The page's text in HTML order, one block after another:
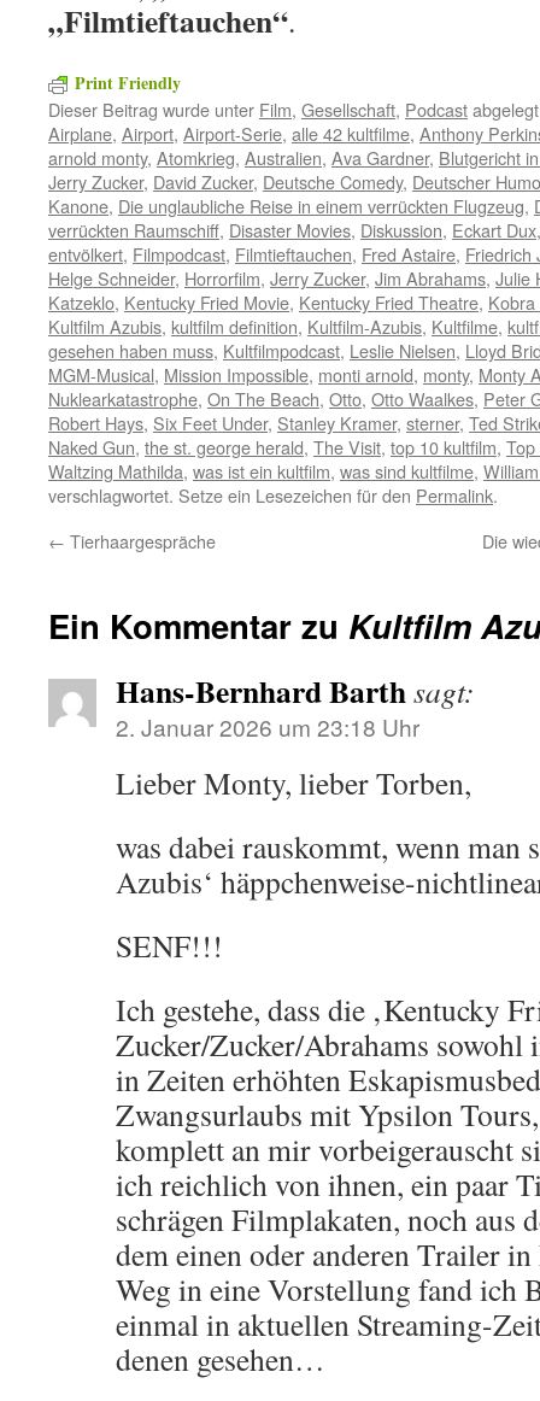
„Filmtieftauchen“.
Print Friendly
Dieser Beitrag wurde unter Film, Gesellschaft, Podcast
Airplane, Airport, Airport-Serie, alle 42 kultfilme, Anthony
arnold monty, Atomkrieg, Australien, Ava Gardner, Blutgericht
Jerry Zucker, David Zucker, Deutsche Comedy, Deutscher
Kanone, Die unglaubliche Reise in einem verrückten Flugzeug,
verrückten Raumschiff, Disaster Movies, Diskussion, Eckart Dux
entvölkert, Filmpodcast, Filmtieftauchen, Fred Astaire, Friedrich
Helge Schneider, Horrorfilm, Jerry Zucker, Jim Abrahams, Julie
Katzeklo, Kentucky Fried Movie, Kentucky Fried Theatre,
Kultfilm Azubis, kultfilm definition, Kultfilm-Azubis, Kultfilme,
gesehen haben muss, Kultfilmpodcast, Leslie Nielsen, Lloyd
MGM-Musical, Mission Impossible, monti arnold, monty, Monty
Nuklearkatastrophe, On The Beach, Otto, Otto Waalkes, Peter
Robert Hays, Six Feet Under, Stanley Kramer, sterner, Ted
Naked Gun, the st. george herald, The Visit, top 10 kultfilm,
Waltzing Mathilda, was ist ein kultfilm, was sind kultfilme,
verschlagwortet. Setze ein Lesezeichen für den Permalink.
← Tierhaargespräche Die
Ein Kommentar zu Kultfilm
Hans-Bernhard Barthsagt:
2. Januar 2026 um 23:18 Uhr
Lieber Monty, lieber Torben,
was dabei rauskommt, wenn
Azubis‘ häppchenweise-
SENF!!!
Ich gestehe, dass die ‚Kentucky
Zucker/Zucker/Abrahams sowohl
in Zeiten erhöhten
Zwangsurlaubs mit Ypsilon
komplett an mir vorbeigerauscht
ich reichlich von ihnen, ein paar
schrägen Filmplakaten, noch aus
dem einen oder anderen Trailer
Weg in eine Vorstellung fand ich
einmal in aktuellen Streaming-
denen gesehen…